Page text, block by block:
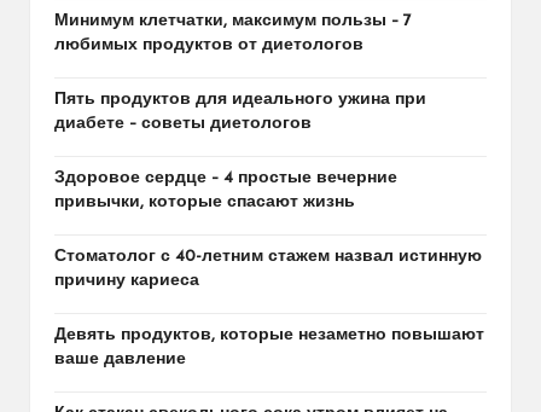
Минимум клетчатки, максимум пользы – 7
любимых продуктов от диетологов
Пять продуктов для идеального ужина при
диабете – советы диетологов
Здоровое сердце – 4 простые вечерние
привычки, которые спасают жизнь
Стоматолог с 40-летним стажем назвал истинную
причину кариеса
Девять продуктов, которые незаметно повышают
ваше давление